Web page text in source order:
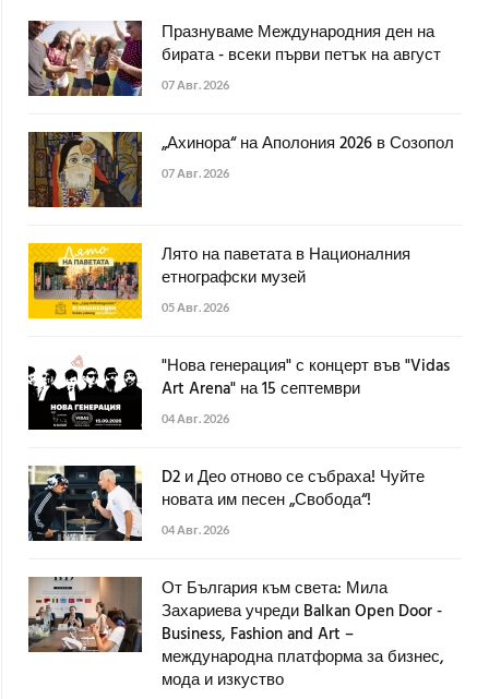
Празнуваме Международния ден на
бирата - всеки първи петък на август
07 Авг. 2026
„Ахинора“ на Аполония 2026 в Созопол
07 Авг. 2026
Лято на паветата в Националния
етнографски музей
05 Авг. 2026
"Нова генерация" с концерт във "Vidas
Art Arena" на 15 септември
04 Авг. 2026
D2 и Део отново се събраха! Чуйте
новата им песен „Свобода“!
04 Авг. 2026
От България към света: Мила
Захариева учреди Balkan Open Door -
Business, Fashion and Art –
международна платформа за бизнес,
мода и изкуство